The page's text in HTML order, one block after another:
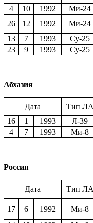
4
10 1992 Ми-24
26
12 1992 Ми-24
13
7 1993 Су-25
23
9 1993 Су-25
Абхазия
Дата Тип ЛА
16
1 1993 Л-39
4
7 1993 Ми-8
Россия
Дата Тип ЛА
17 6 1992 Ми-8